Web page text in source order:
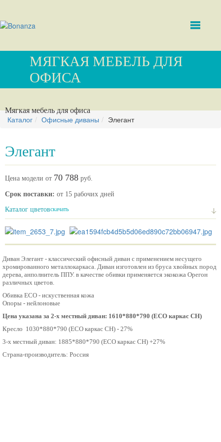
МЯГКАЯ МЕБЕЛЬ ДЛЯ
ОФИСА
Мягкая мебель для офиса
Каталог Офисные диваны Элегант
Элегант
Цена модели от 70 788 руб.
Срок поставки: от 15 рабочих дней
Каталог цветовскачать
Диван Элегант - классический офисный диван с применением несущего
хромированного металлокаркаса. Диван изготовлен из бруса хвойных пород
дерева, анполнитель ППУ. в качестве обивки применяется экокожа Орегон
различных цветов.
Обивка ECO - искуственная кожа
Опоры - нейлоновые
Цена указана за 2-х местный диван: 1610*880*790 (ECO каркас CH)
Кресло 1030*880*790 (ECO каркас CH) - 27%
3-х местный диван: 1885*880*790 (ECO каркас CH) +27%
Страна-производитель: Россия